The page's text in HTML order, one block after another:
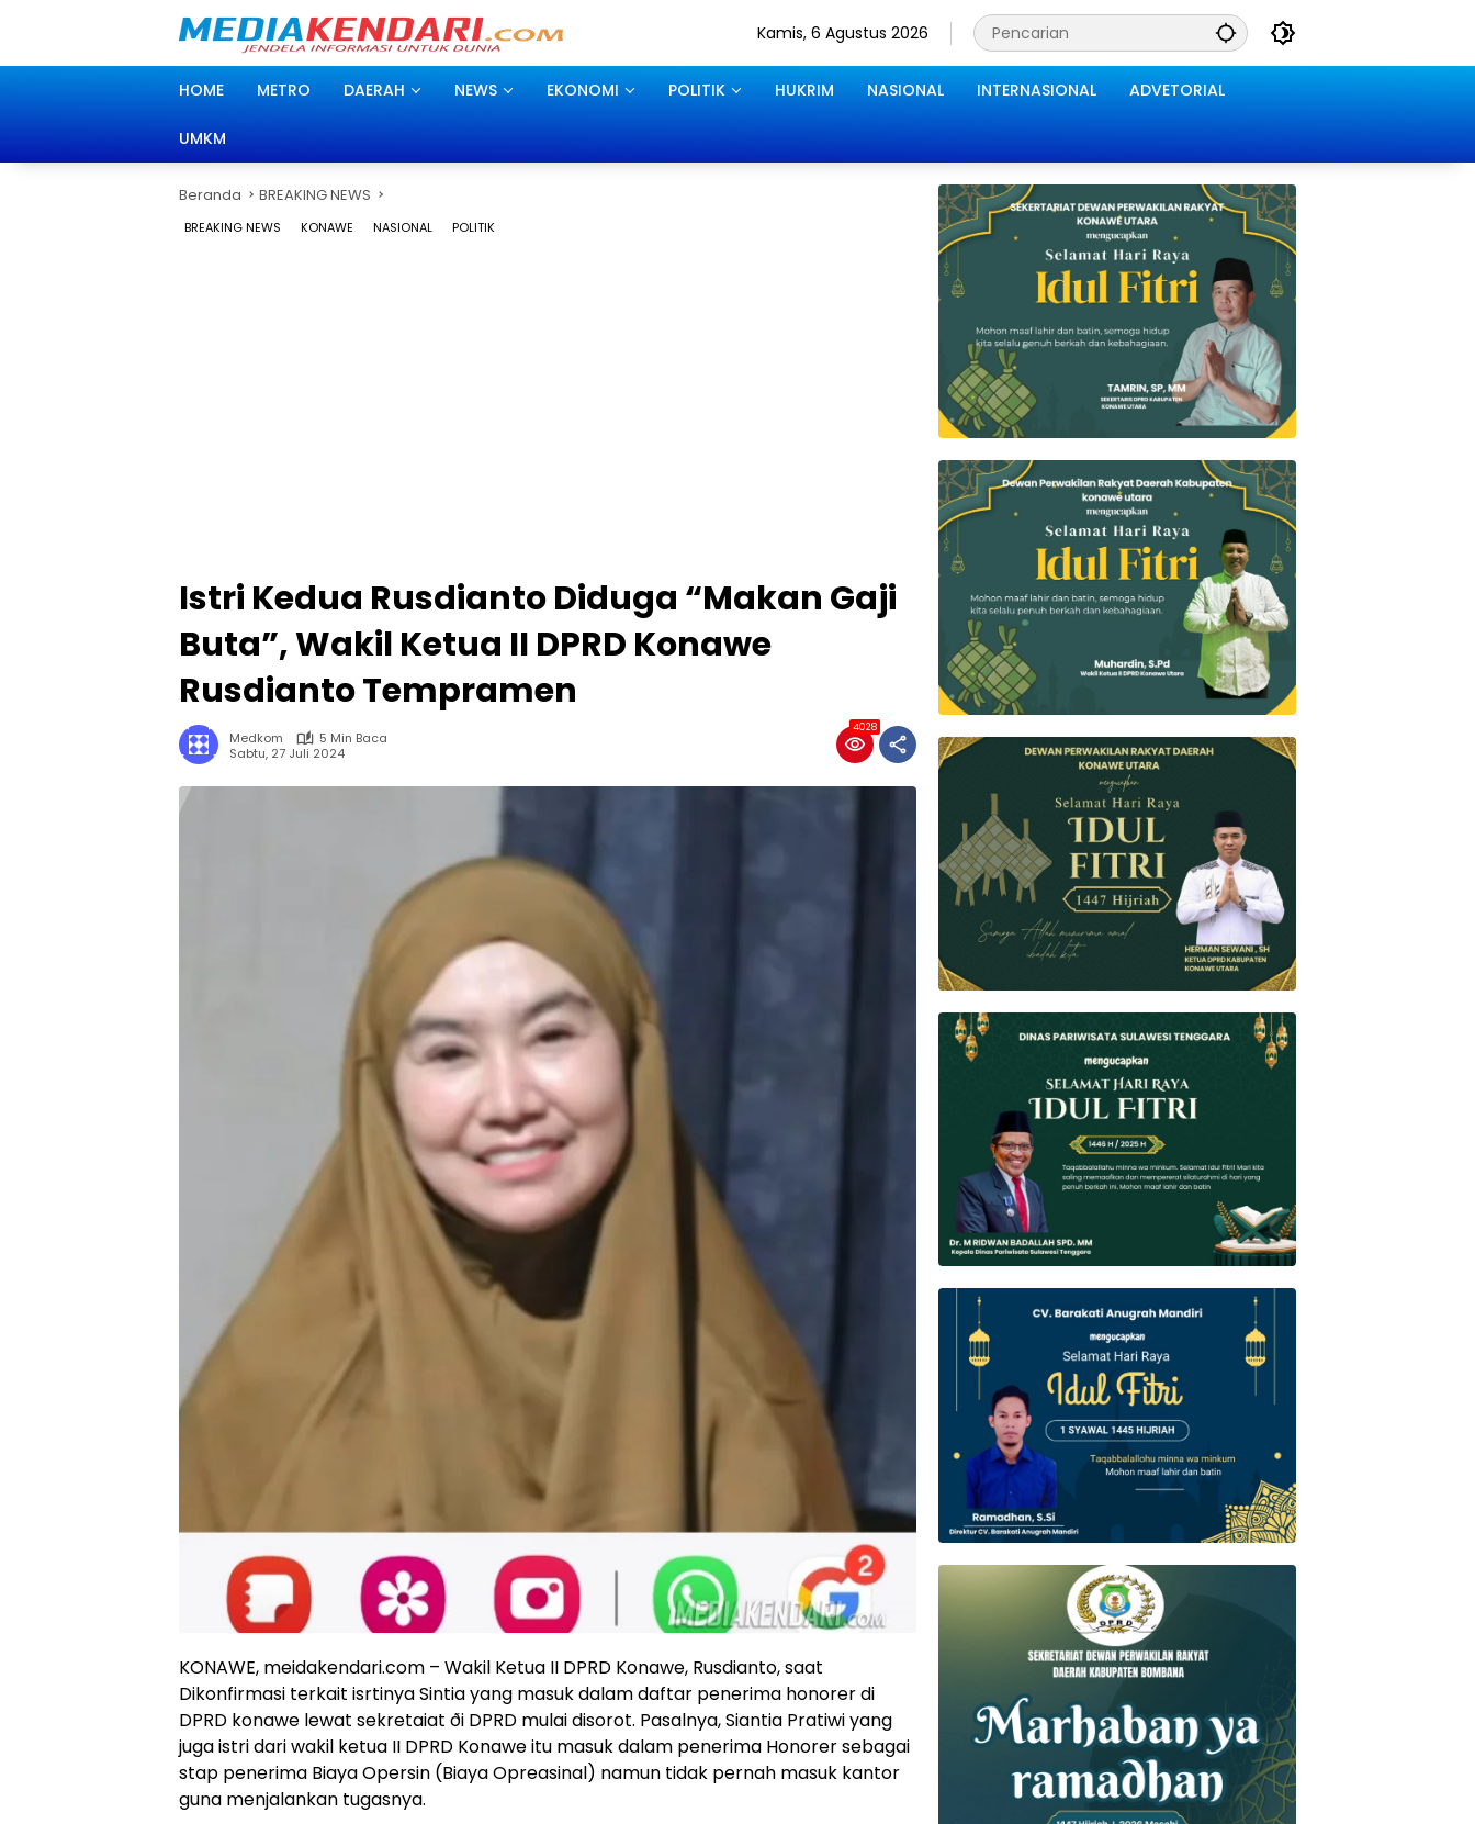
Kamis, 6 Agustus 2026
HOME METRO DAERAH NEWS EKONOMI POLITIK HUKRIM NASIONAL INTERNASIONAL ADVETORIAL
UMKM
Beranda BREAKING NEWS
BREAKING NEWS KONAWE NASIONAL POLITIK
Istri Kedua Rusdianto Diduga “Makan Gaji
Buta”, Wakil Ketua II DPRD Konawe
Rusdianto Tempramen
Medkom
5 Min Baca
Sabtu, 27 Juli 2024
4028
KONAWE, meidakendari.com – Wakil Ketua II DPRD Konawe, Rusdianto, saat
Dikonfirmasi terkait isrtinya Sintia yang masuk dalam daftar penerima honorer di
DPRD konawe lewat sekretaiat ði DPRD mulai disorot. Pasalnya, Siantia Pratiwi yang
juga istri dari wakil ketua II DPRD Konawe itu masuk dalam penerima Honorer sebagai
stap penerima Biaya Opersin (Biaya Opreasinal) namun tidak pernah masuk kantor
guna menjalankan tugasnya.